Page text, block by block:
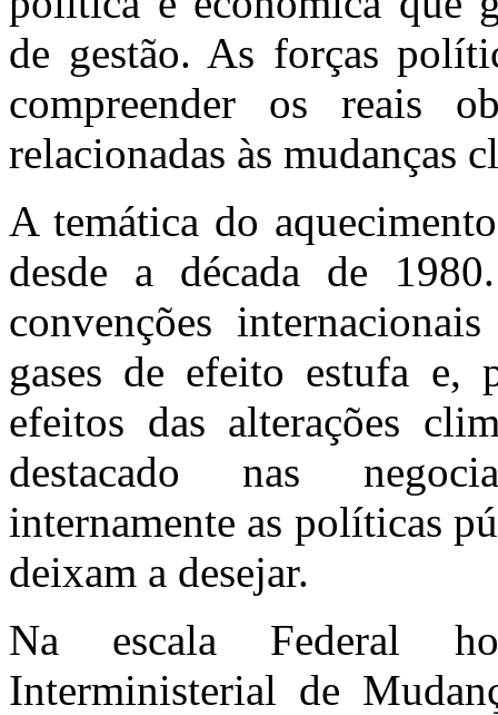
de gestão. As forças
compreender os reais
relacionadas às mudanças
A temática do
desde a década de
convenções
gases de efeito estufa e,
efeitos das alterações
destacado nas
internamente as políticas
deixam a desejar.
Na escala Federal
Interministerial de